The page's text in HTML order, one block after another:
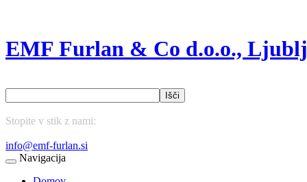
EMF Furlan & Co d.o.o.,
Išči
Stopite v stik z nami:
info@emf-furlan.si
Navigacija